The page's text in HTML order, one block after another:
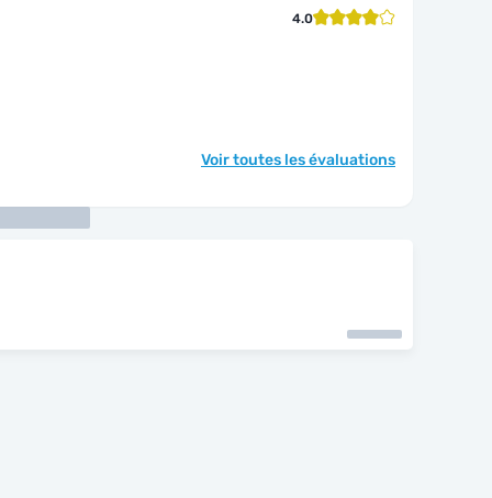
4.0
Voir toutes les évaluations